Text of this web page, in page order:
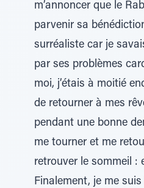
m’annoncer que le
parvenir sa
surréaliste car je
par ses problèmes
moi, j’étais à moitié
de retourner à mes
pendant une bonne
me tourner et me
retrouver le sommeil :
Finalement, je me suis